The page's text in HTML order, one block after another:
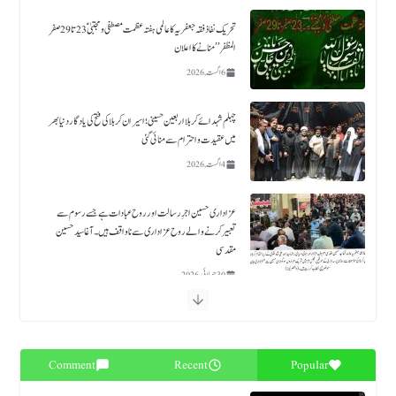
چہلم شہدائے کربلا اربعین حسینی؛ اسیران کربلا کی فتح کی یادگار دنیا بھر
میں عقیدت و احترام سے منائی گئی
4 اگست, 2026
عزاداری حسین اجرِ رسالت اور روح عبادات ہے جسے رسوم سے
تعبیر کرنے والے روح عزاداری سے ناواقف ہیں۔ آغا سید حسین
مقدسی
حکومت ملک بھر میں چہلم شہدائےؑ کربلا کے موقع پر خصوصی انتظامات کرے اور سیکیورٹی کو یقینی بنایا جائے،
علامہ حسین مقدسی
23 جولائی, 2026 Popular
Recent
Comment